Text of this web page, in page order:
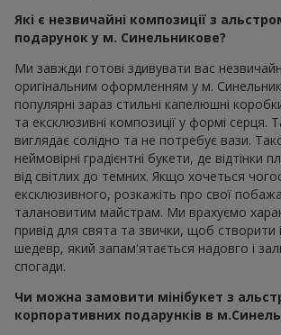
Які є незвичайні композиції з
подарунок у м. Синельникове?
Ми завжди готові здивувати вас
оригінальним оформленням у м.
популярні зараз стильні капелюшні
та ексклюзивні композиції у формі серця.
виглядає солідно та не потребує вази.
неймовірні градієнтні букети, де відтінки
від світлих до темних. Якщо хочеться
ексклюзивного, розкажіть про свої
талановитим майстрам. Ми врахуємо
привід для свята та звички, щоб створити
шедевр, який запам'ятається надовго і
спогади.
Чи можна замовити мінібукет з
корпоративних подарунків в